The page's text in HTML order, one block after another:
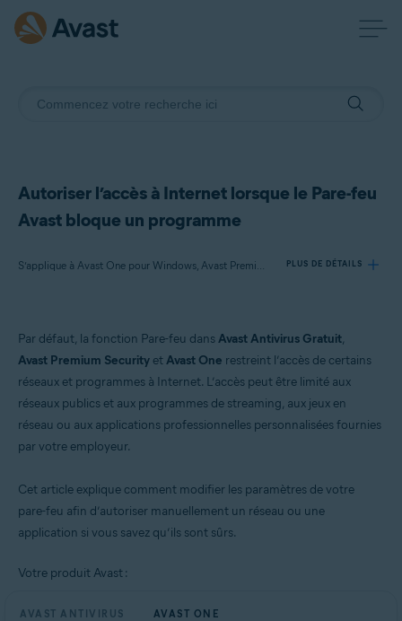
Autoriser l’accès à Internet lorsque le Pare-feu
Avast bloque un programme
S’applique à Avast One pour Windows, Avast Premium Security pour Windows, Avast Antivirus Gratuit pour Windows PLUS DE DÉTAILS
Produits:
Avast One 23.x pour Windows
Avast Antivirus Gratuit 23.x pour Windows
Systèmes d'exploitation:
Microsoft Windows 11 Famille/Pro/Entreprise/Éducation
Microsoft Windows 8.1/Professionnel/Entreprise (32/64 bits)
Microsoft Windows 7 Édition Familiale Basique/Édition Familiale
Premium/Professionnel/Entreprise/Édition Intégrale - Service Pack 1
Par défaut, la fonction Pare-feu dansAvast Antivirus Gratuit,
Avast Premium Security etAvast One restreint l’accès de certains
réseaux et programmes à Internet. L’accès peut être limité aux
réseaux publics et aux programmes de streaming, aux jeux en
réseau ou aux applications professionnelles personnalisées fournies
par votre employeur.
Cet article explique comment modifier les paramètres de votre
pare-feu afin d’autoriser manuellement un réseau ou une
application si vous savez qu’ils sont sûrs.
Votre produit Avast :
AVAST ANTIVIRUS AVAST ONE